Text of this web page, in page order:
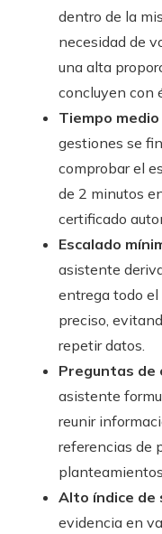
dentro de la
necesidad de
una alta
concluyen con
Tiempo
gestiones se
comprobar el
de 2 minutos
certificado
Escalado
asistente
entrega todo
preciso,
repetir datos.
Preguntas de
asistente
reunir
referencias de
Alto índice de
evidencia en